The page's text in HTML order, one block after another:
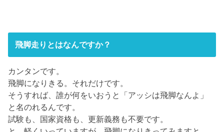
飛脚走りとはなんですか？
カンタンです。
飛脚になりきる。それだけです。
そうすれば、誰が何をいおうと「アッシは飛脚なんよ」
と名のれるんです。
試験も、国家資格も、更新義務も不要です。